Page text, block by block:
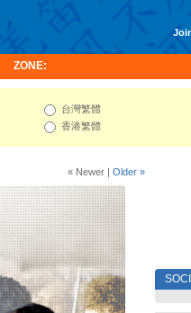
ZONE:
台灣繁體
香港繁體
« Newer | Older »